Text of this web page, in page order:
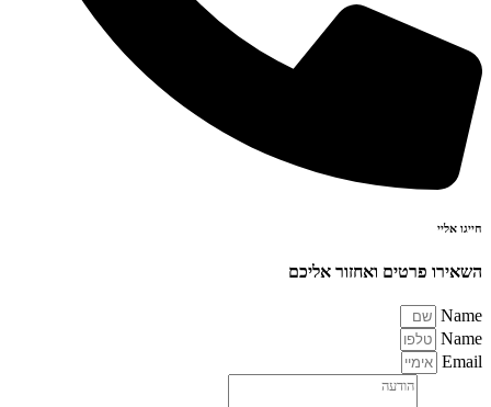
חייגו אליי
השאירו פרטים ואחזור אליכם
Name
Name
Email